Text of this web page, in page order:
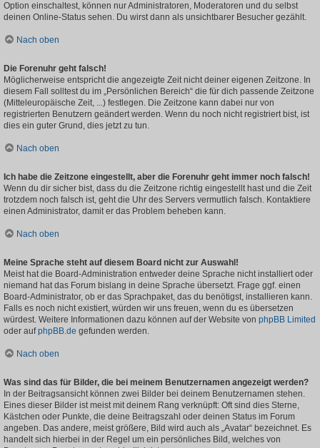
Option einschaltest, können nur Administratoren, Moderatoren und du selbst
deinen Online-Status sehen. Du wirst dann als unsichtbarer Besucher gezählt.
Nach oben
Die Forenuhr geht falsch!
Möglicherweise entspricht die angezeigte Zeit nicht deiner eigenen Zeitzone. In
diesem Fall solltest du im „Persönlichen Bereich“ die für dich passende Zeitzone
(Mitteleuropäische Zeit, ...) festlegen. Die Zeitzone kann dabei nur von
registrierten Benutzern geändert werden. Wenn du noch nicht registriert bist, ist
dies ein guter Grund, dies jetzt zu tun.
Nach oben
Ich habe die Zeitzone eingestellt, aber die Forenuhr geht immer noch falsch!
Wenn du dir sicher bist, dass du die Zeitzone richtig eingestellt hast und die Zeit
trotzdem noch falsch ist, geht die Uhr des Servers vermutlich falsch. Kontaktiere
einen Administrator, damit er das Problem beheben kann.
Nach oben
Meine Sprache steht auf diesem Board nicht zur Auswahl!
Meist hat die Board-Administration entweder deine Sprache nicht installiert oder
niemand hat das Forum bislang in deine Sprache übersetzt. Frage ggf. einen
Board-Administrator, ob er das Sprachpaket, das du benötigst, installieren kann.
Falls es noch nicht existiert, würden wir uns freuen, wenn du es übersetzen
würdest. Weitere Informationen dazu können auf der Website von phpBB Limited
oder aufphpBB.de gefunden werden.
Nach oben
Was sind das für Bilder, die bei meinem Benutzernamen angezeigt werden?
In der Beitragsansicht können zwei Bilder bei deinem Benutzernamen stehen.
Eines dieser Bilder ist meist mit deinem Rang verknüpft: Oft sind dies Sterne,
Kästchen oder Punkte, die deine Beitragszahl oder deinen Status im Forum
angeben. Das andere, meist größere, Bild wird auch als „Avatar“ bezeichnet. Es
handelt sich hierbei in der Regel um ein persönliches Bild, welches von